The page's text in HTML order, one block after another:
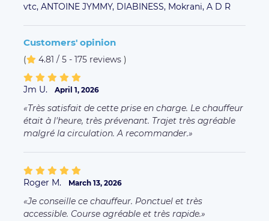
vtc, ANTOINE JYMMY, DIABINESS, Mokrani, A D R
Customers' opinion
( 4.81 / 5 - 175 reviews )
Jm U. April 1, 2026
Très satisfait de cette prise en charge. Le chauffeur
était à l'heure, très prévenant. Trajet très agréable
malgré la circulation. A recommander.
Roger M. March 13, 2026
Je conseille ce chauffeur. Ponctuel et très
accessible. Course agréable et très rapide.